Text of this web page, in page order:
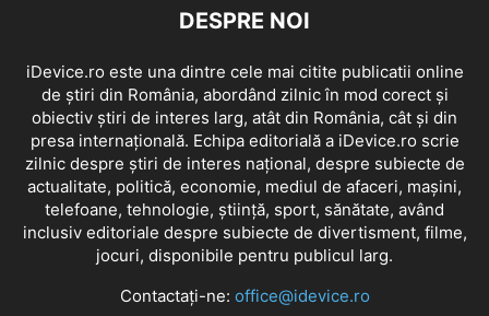
DESPRE NOI
iDevice.ro este una dintre cele mai citite publicatii online
de știri din România, abordând zilnic în mod corect și
obiectiv știri de interes larg, atât din România, cât și din
presa internațională. Echipa editorială a iDevice.ro scrie
zilnic despre știri de interes național, despre subiecte de
actualitate, politică, economie, mediul de afaceri, mașini,
telefoane, tehnologie, știință, sport, sănătate, având
inclusiv editoriale despre subiecte de divertisment, filme,
jocuri, disponibile pentru publicul larg.
Contactați-ne: office@idevice.ro